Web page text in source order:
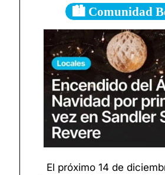
🏙️ Comunidad
El próximo 14 de